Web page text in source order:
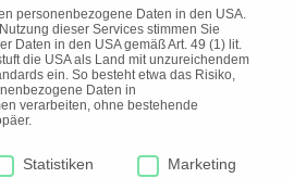
Mehr
erfahren
Karte
laden
Maps immer
entsperren
personenbezogene Daten in den USA.
dieser Services stimmen Sie
Daten in den USA gemäß Art. 49 (1) lit.
die USA als Land mit unzureichendem
ein. So besteht etwa das Risiko,
Daten in
verarbeiten, ohne bestehende
Statistiken
Marketing